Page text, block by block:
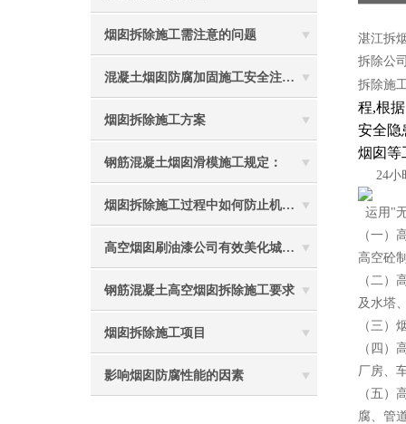
烟囱拆除施工需注意的问题
混凝土烟囱防腐加固施工安全注意事项
烟囱拆除施工方案
钢筋混凝土烟囱滑模施工规定：
烟囱拆除施工过程中如何防止机械伤害
高空烟囱刷油漆公司有效美化城市环境
钢筋混凝土高空烟囱拆除施工要求
烟囱拆除施工项目
影响烟囱防腐性能的因素
湛江拆
拆除公
拆除施
程,根
安全隐
烟囱等
24小
运用"
（一）
高空砼
（二）
及水塔
（三）
（四）
厂房、
（五）
腐、管